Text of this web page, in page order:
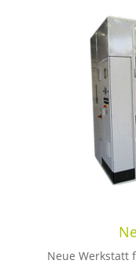
Neue Werkstatt